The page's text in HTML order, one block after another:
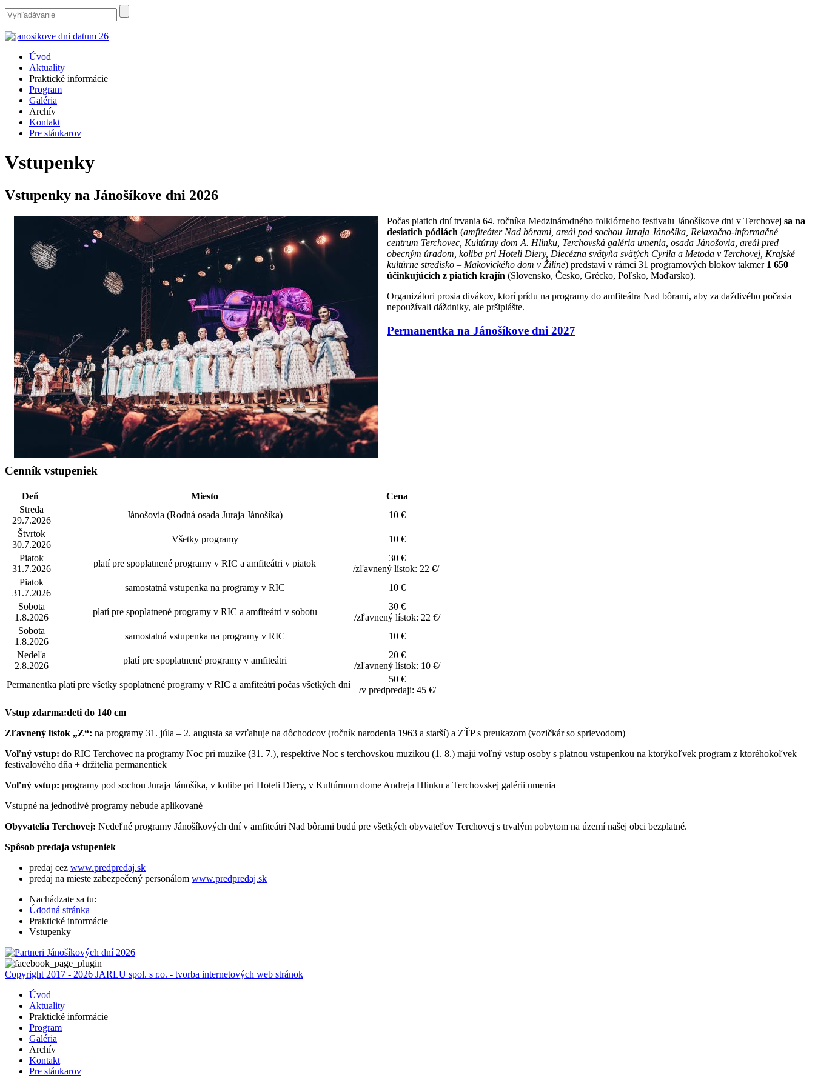
Úvod
Aktuality
Praktické informácie
Program
Galéria
Archív
Kontakt
Pre stánkarov
Vstupenky
Vstupenky na Jánošíkove dni 2026
Počas piatich dní trvania 64. ročníka Medzinárodného folklórneho festivalu Jánošíkove dni v Terchovej sa na
desiatich pódiách (amfiteáter Nad bôrami, areál pod sochou Juraja Jánošíka, Relaxačno-informačné
centrum Terchovec, Kultúrny dom A. Hlinku, Terchovská galéria umenia, osada Jánošovia, areál pred
obecným úradom, koliba pri Hoteli Diery, Diecézna svätyňa svätých Cyrila a Metoda v Terchovej, Krajské
kultúrne stredisko – Makovického dom v Žiline) predstaví v rámci 31 programových blokov takmer 1 650
účinkujúcich z piatich krajín (Slovensko, Česko, Grécko, Poľsko, Maďarsko).
Organizátori prosia divákov, ktorí prídu na programy do amfiteátra Nad bôrami, aby za daždivého počasia
nepoužívali dáždniky, ale pršiplášte.
Permanentka na Jánošíkove dni 2027
Cenník vstupeniek
Deň Miesto
Cena
Streda
29.7.2026
Jánošovia (Rodná osada Juraja Jánošíka)
10 €
Štvrtok
30.7.2026
Všetky programy
10 €
Piatok
31.7.2026
platí pre spoplatnené programy v RIC a amfiteátri v piatok
30 €
/zľavnený lístok: 22 €/
Piatok
31.7.2026
samostatná vstupenka na programy v RIC
10 €
Sobota
1.8.2026
platí pre spoplatnené programy v RIC a amfiteátri v sobotu
30 €
/zľavnený lístok: 22 €/
Sobota
1.8.2026
samostatná vstupenka na programy v RIC
10 €
Nedeľa
2.8.2026
platí pre spoplatnené programy v amfiteátri
20 €
/zľavnený lístok: 10 €/
Permanentka platí pre všetky spoplatnené programy v RIC a amfiteátri počas všetkých dní
50 €
/v predpredaji: 45 €/
Vstup zdarma:deti do 140 cm
Zľavnený lístok „Z“: na programy 31. júla – 2. augusta sa vzťahuje na dôchodcov (ročník narodenia 1963 a starší) a ZŤP s preukazom (vozičkár so sprievodom)
Voľný vstup: do RIC Terchovec na programy Noc pri muzike (31. 7.), respektíve Noc s terchovskou muzikou (1. 8.) majú voľný vstup osoby s platnou vstupenkou na ktorýkoľvek program z ktoréhokoľvek
festivalového dňa + držitelia permanentiek
Voľný vstup: programy pod sochou Juraja Jánošíka, v kolibe pri Hoteli Diery, v Kultúrnom dome Andreja Hlinku a Terchovskej galérii umenia
Vstupné na jednotlivé programy nebude aplikované
Obyvatelia Terchovej: Nedeľné programy Jánošíkových dní v amfiteátri Nad bôrami budú pre všetkých obyvateľov Terchovej s trvalým pobytom na území našej obci bezplatné.
Spôsob predaja vstupeniek
predaj cez www.predpredaj.sk
predaj na mieste zabezpečený personálom www.predpredaj.sk
Nachádzate sa tu:
Údodná stránka
Praktické informácie
Vstupenky
Copyright 2017 - 2026 JARLU spol. s r.o. - tvorba internetových web stránok
Úvod
Aktuality
Praktické informácie
Program
Galéria
Archív
Kontakt
Pre stánkarov